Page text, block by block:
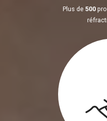
Plus de 500